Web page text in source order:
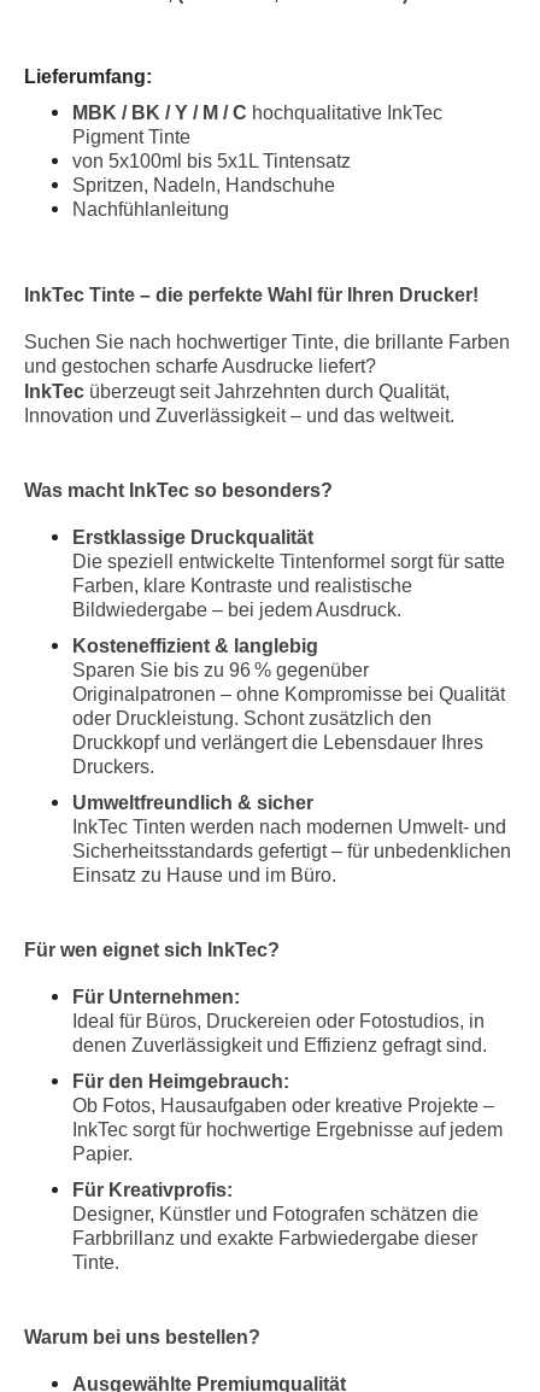
Lieferumfang:
MBK / BK / Y / M / C hochqualitative InkTec
Pigment Tinte
von 5x100ml bis 5x1L Tintensatz
Spritzen, Nadeln, Handschuhe
Nachfühlanleitung
InkTec Tinte – die perfekte Wahl für Ihren Drucker!
Suchen Sie nach hochwertiger Tinte, die brillante Farben
und gestochen scharfe Ausdrucke liefert?
InkTec überzeugt seit Jahrzehnten durch Qualität,
Innovation und Zuverlässigkeit – und das weltweit.
Was macht InkTec so besonders?
Erstklassige Druckqualität
Die speziell entwickelte Tintenformel sorgt für satte
Farben, klare Kontraste und realistische
Bildwiedergabe – bei jedem Ausdruck.
Kosteneffizient & langlebig
Sparen Sie bis zu 96 % gegenüber
Originalpatronen – ohne Kompromisse bei Qualität
oder Druckleistung. Schont zusätzlich den
Druckkopf und verlängert die Lebensdauer Ihres
Druckers.
Umweltfreundlich & sicher
InkTec Tinten werden nach modernen Umwelt- und
Sicherheitsstandards gefertigt – für unbedenklichen
Einsatz zu Hause und im Büro.
Für wen eignet sich InkTec?
Für Unternehmen:
Ideal für Büros, Druckereien oder Fotostudios, in
denen Zuverlässigkeit und Effizienz gefragt sind.
Für den Heimgebrauch:
Ob Fotos, Hausaufgaben oder kreative Projekte –
InkTec sorgt für hochwertige Ergebnisse auf jedem
Papier.
Für Kreativprofis:
Designer, Künstler und Fotografen schätzen die
Farbbrillanz und exakte Farbwiedergabe dieser
Tinte.
Warum bei uns bestellen?
Ausgewählte Premiumqualität